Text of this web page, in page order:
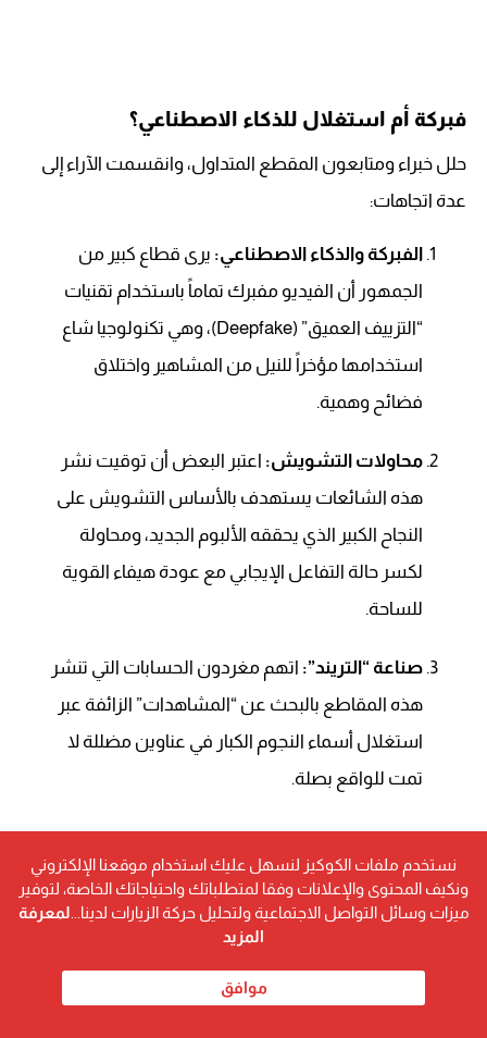
فبركة أم استغلال للذكاء الاصطناعي؟
حلل خبراء ومتابعون المقطع المتداول، وانقسمت الآراء إلى
عدة اتجاهات:
الفبركة والذكاء الاصطناعي: يرى قطاع كبير من
الجمهور أن الفيديو مفبرك تماماً باستخدام تقنيات
“التزييف العميق” (Deepfake)، وهي تكنولوجيا شاع
استخدامها مؤخراً للنيل من المشاهير واختلاق
فضائح وهمية.
محاولات التشويش: اعتبر البعض أن توقيت نشر
هذه الشائعات يستهدف بالأساس التشويش على
النجاح الكبير الذي يحققه الألبوم الجديد، ومحاولة
لكسر حالة التفاعل الإيجابي مع عودة هيفاء القوية
للساحة.
صناعة “التريند”: اتهم مغردون الحسابات التي تنشر
هذه المقاطع بالبحث عن “المشاهدات” الزائفة عبر
استغلال أسماء النجوم الكبار في عناوين مضللة لا
تمت للواقع بصلة.
غياب الرد الرسمي يزيد الغموض
حتى هذه اللحظة، لم يصدر عن المكتب الإعلامي للفنانة هيفاء
وهبي أي بيان رسمي يؤكد أو ينفي صحة ما يتم تداوله، وهو
النهج الذي تتبعه الفنانة غالباً في مواجهة الشائعات التي
تصفها بـ “السخيفة”، مفضلةً ترك أعمالها الفنية ترد على
نستخدم ملفات الكوكيز لنسهل عليك استخدام موقعنا الإلكتروني
ونكيف المحتوى والإعلانات وفقا لمتطلباتك واحتياجاتك الخاصة، لتوفير
ميزات وسائل التواصل الاجتماعية ولتحليل حركة الزيارات لدينا... لمعرفة
المزيد
موافق